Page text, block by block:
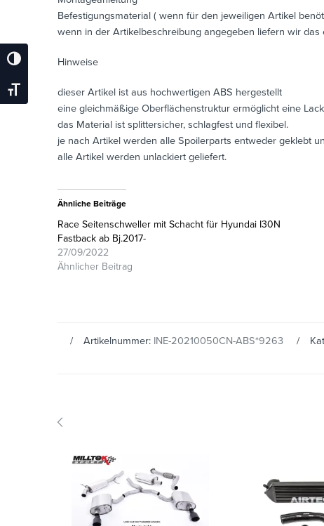
Umschalten Auf Hohe Kontraste
Schrift Vergrößern
Befestigungsmaterial ( wenn für den jeweiligen Artikel
wenn in der Artikelbeschreibung angegeben liefern wir
Hinweise
dieser Artikel ist aus hochwertigen ABS hergestellt
eine gleichmäßige Oberflächenstruktur ermöglicht eine
das Material ist splittersicher, schlagfest und flexibel.
je nach Artikel werden alle Spoilerparts entweder geklebt
alle Artikel werden unlackiert geliefert.
Ähnliche Beiträge
Race Seitenschweller mit Schacht für Hyundai I30N
Fastback ab Bj.2017-
27/09/2022
Ähnlicher Beitrag
Artikelnummer: INE-20210050CN-ABS*9263